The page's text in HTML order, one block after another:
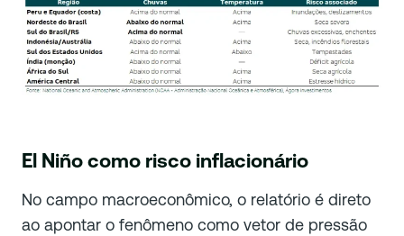
El Niño como risco inflacionário
No campo macroeconômico, o relatório é direto
ao apontar o fenômeno como vetor de pressão